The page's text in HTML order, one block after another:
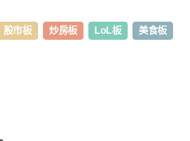
股市板 炒房板 LoL板 美食板